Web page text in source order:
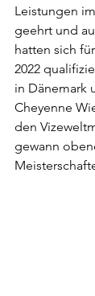
Leistungen
geehrt und
hatten sich
2022
in Dänemark
Cheyenne
den
gewann